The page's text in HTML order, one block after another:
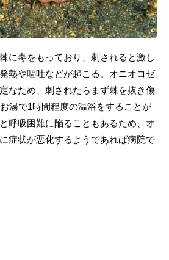
に毒をもっており、刺されると激し
熱や嘔吐などが起こる。オニオコゼ
なため、刺されたらまず棘を抜き傷
湯で1時間程度の温浴をすることが
呼吸困難に陥ることもあるため、オ
症状が悪化するようであれば病院で